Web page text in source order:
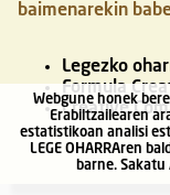
baimenarekin
Legezko
Formula
Creative
Webgune honek
Erabiltzailearen
estatistikoan analisi
LEGE OHARRAren
barne. Sakatu